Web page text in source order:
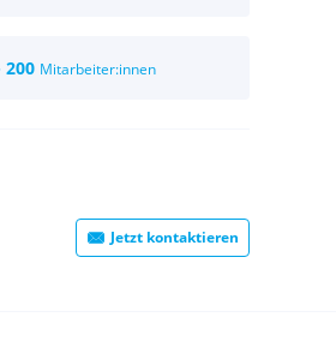
200 Mitarbeiter:innen
Jetzt kontaktieren